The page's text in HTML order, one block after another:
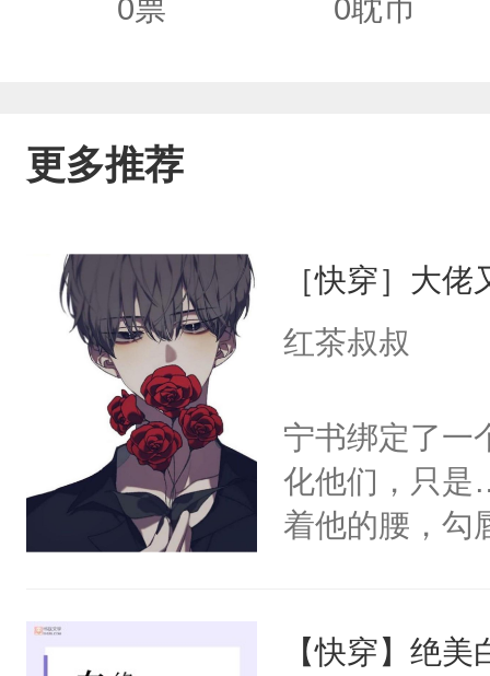
0票 0耽币
更多推荐
［快穿］大
红茶叔叔
宁书绑定了一
化他们，只是
着他的腰，勾
来，给老公
【快穿】绝